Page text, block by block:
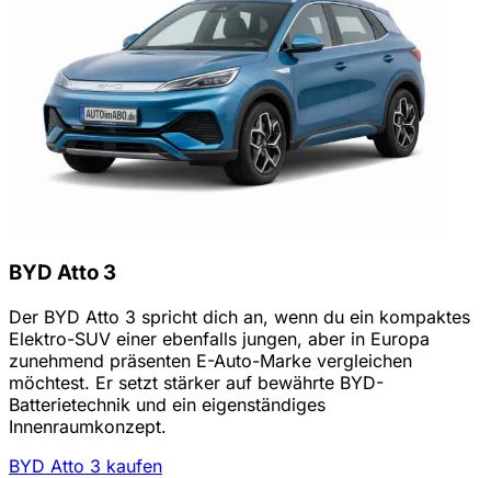
BYD Atto 3
Der BYD Atto 3 spricht dich an, wenn du ein kompaktes
Elektro-SUV einer ebenfalls jungen, aber in Europa
zunehmend präsenten E-Auto-Marke vergleichen
möchtest. Er setzt stärker auf bewährte BYD-
Batterietechnik und ein eigenständiges
Innenraumkonzept.
BYD Atto 3 kaufen